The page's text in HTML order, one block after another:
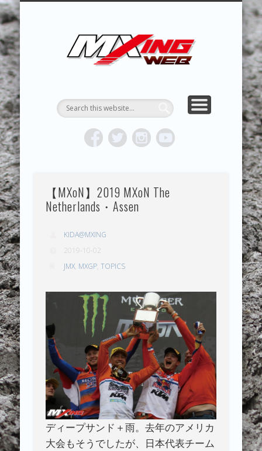
トク
HOME
TOPICS
ABOUT MX
RESULTS
REPORT
MXING & MXING＋PLUS
HYPER MXING
CONTACT
【MXoN】2019 MXoN The
Netherlands・Assen
KIDA@MXING
2019-10-02
JMX, MXGP,TOPICS
ディープサンド＋雨。去年のアメリカ
大会もそうでしたが、日本代表チーム